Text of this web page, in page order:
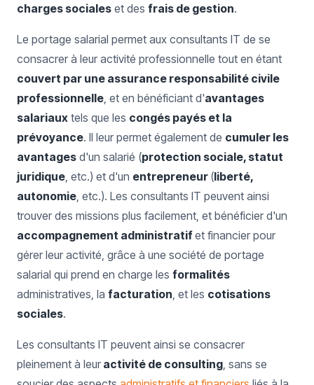
charges sociales et des frais de gestion.
Le portage salarial permet aux consultants IT de se
consacrer à leur activité professionnelle tout en étant
couvert par une assurance responsabilité civile
professionnelle, et en bénéficiant d'avantages
salariaux tels que les congés payés et la
prévoyance. Il leur permet également de cumuler les
avantages d'un salarié (protection sociale, statut
juridique, etc.) et d'un entrepreneur (liberté,
autonomie, etc.). Les consultants IT peuvent ainsi
trouver des missions plus facilement, et bénéficier d'un
accompagnement administratifet financier pour
gérer leur activité, grâce à une société de portage
salarial qui prend en charge les formalités
administratives, la facturation, et les cotisations
sociales.
Les consultants IT peuvent ainsi se consacrer
pleinement à leur activité de consulting, sans se